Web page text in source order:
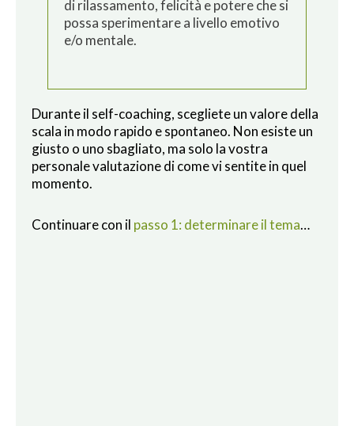
di rilassamento, felicità e potere che si
possa sperimentare a livello emotivo
e/o mentale.
Durante il self-coaching, scegliete un valore della
scala in modo rapido e spontaneo. Non esiste un
giusto o uno sbagliato, ma solo la vostra
personale valutazione di come vi sentite in quel
momento.
Continuare con il passo 1: determinare il tema…